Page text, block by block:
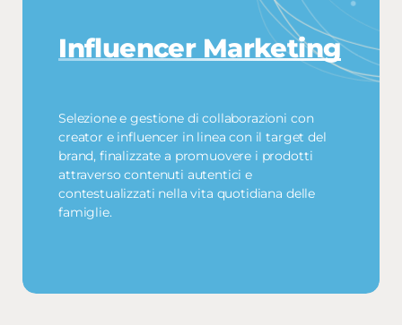
Influencer Marketing
Selezione e gestione di collaborazioni con
creator e influencer in linea con il target del
brand, finalizzate a promuovere i prodotti
attraverso contenuti autentici e
contestualizzati nella vita quotidiana delle
famiglie.